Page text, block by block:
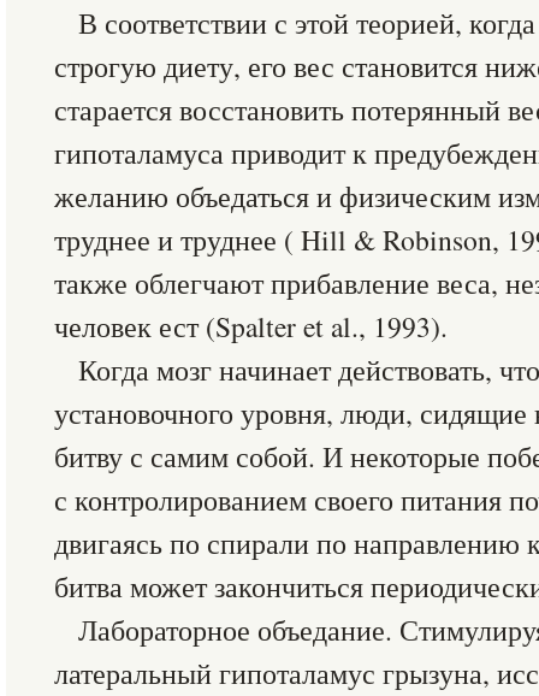
В соответствии с этой теорией,
строгую диету, его вес становится
старается восстановить потерянный
гипоталамуса приводит к
желанию объедаться и физическим
труднее и труднее ( Hill & Robinson,
также облегчают прибавление веса,
человек ест (Spalter et al., 1993).
Когда мозг начинает действовать,
установочного уровня, люди, сидящие
битву с самим собой. И некоторые
с контролированием своего питания
двигаясь по спирали по направлению
битва может закончиться
Лабораторное объедание.
латеральный гипоталамус грызуна,